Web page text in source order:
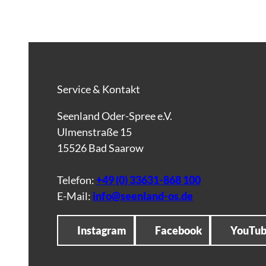
Service & Kontakt
Seenland Oder-Spree e.V.
Ulmenstraße 15
15526 Bad Saarow
Telefon:+49 (0) 33631-868 100
E-Mail: info@seenland-os.de
Instagram Facebook